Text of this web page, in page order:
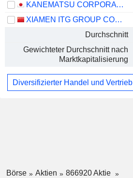
KANEMATSU CORPORATION
XIAMEN ITG GROUP CORP.,LTD
Durchschnitt
Gewichteter Durchschnitt nach
Marktkapitalisierung
Diversifizierter Handel und Vertrieb
Börse Aktien
866920 Aktie